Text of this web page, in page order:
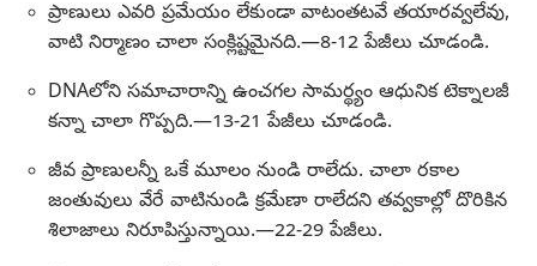
ప్రాణులు ఎవరి ప్రమేయం లేకుండా వాటంతటవే తయారవ్వలేవు,
వాటి నిర్మాణం చాలా సంక్లిష్టమైనది.—8-12 పేజీలు చూడండి.
DNAలోని సమాచారాన్ని ఉంచగల సామర్థ్యం ఆధునిక టెక్నాలజీ
కన్నా చాలా గొప్పది.—13-21 పేజీలు చూడండి.
జీవ ప్రాణులన్నీ ఒకే మూలం నుండి రాలేదు. చాలా రకాల
జంతువులు వేరే వాటినుండి క్రమేణా రాలేదని తవ్వకాల్లో దొరికిన
శిలాజాలు నిరూపిస్తున్నాయి.—22-29 పేజీలు.